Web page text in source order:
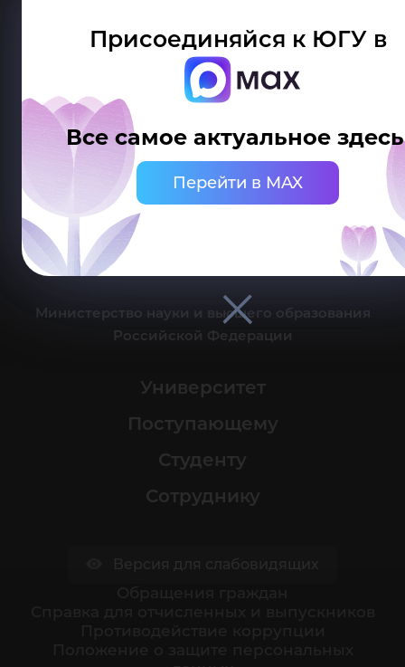
Присоединяйся к ЮГУ в
Все самое актуальное
Перейти в MAX
Делитесь новостями об университете с хештегом #ЮГУ
Сведения об образовательной организации
г. Ханты-Мансийск, ул. Чехова, 16
Канцелярия: тел.: +7 (3467) 377-000
e-mail:
Министерство науки и высшего образования
Российской Федерации
Университет
Поступающему
Студенту
Сотруднику